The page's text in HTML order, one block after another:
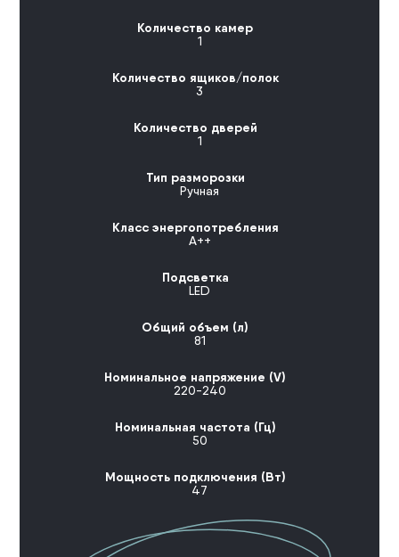
Количество камер
1
Количество ящиков/полок
3
Количество дверей
1
Тип разморозки
Ручная
Класс энергопотребления
А++
Подсветка
LED
Общий объем (л)
81
Номинальное напряжение (V)
220-240
Номинальная частота (Гц)
50
Мощность подключения (Вт)
47